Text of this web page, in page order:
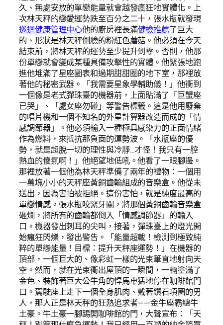
久、無處安放的單戀能量就會越發瘋狂地實體化。上
次林天秤的戀愛運勢跌至百分之二十，張水瓶就發現
巡迴健康管理中心他的廚房裡長滿健檢推薦了巨大
的、形狀是林天秤側臉的粉紅色蘑菇。他必須在今天
結束前，將林天秤的運勢至少提升到零。否則，他那
份單戀就會變成某種具備攻擊性的實體。他緊張地跑
進他堆滿了星座圖表和過期甜甜圈的地下室，那裡放
著他的秘密武器。「我需要星象學輔助儀！」他衝到
一個像是老式彈珠臺的機器前，上面貼滿了「巨蟹座
已哭」、「處女座勿碰」等警告標籤。這是他用廢棄
的唱片機和一個不知名的外星計算器改造而成的「情
感調節器」。他必須輸入一種極具感染力的正面情緒
作為燃料，來抵抗那負面的運勢波。「水瓶座的優
勢，就是超脫一切的理性與冷靜…才怪！我只有一腔
熱血的傻氣啊！」他絕望地低吼。他看了一眼腳邊。
那裡放著一個他為林天秤準備了兩年的禮物：一個用
一萬塊小小的天秤座黃銅齒輪組成的音樂盒。他從未
送出，因為害怕被拒絕。這份害怕，就是純度最高的
單戀情感。張水瓶咬緊牙關，將那個黃銅齒輪音樂盒
砸爛，將所有的齒輪都倒入「情感調節器」的輸入
口。機器發出刺耳的尖叫，接著，彈珠臺上的燈光開
始瘋狂閃爍，發出警告。「能量超載！檢測到極致純
粹的單戀能量！目標：提升天秤座運勢！」在機器的
頂部，一個巨大的、像彩虹一樣的光束筆直地射向天
空。然而，就在光束衝出屋頂的一瞬間，一輛塗滿了
金色、裝飾著巨大公牛角的悍馬車猛地停在咖啡館門
口。駕駛座上走下一個全身肌肉、戴著鑽石項圈的男
人，那人正是林天秤的狂熱追求者——金牛座霸總牛
土豪。牛土豪一腳踢開咖啡館的門，大聲宣布：「天